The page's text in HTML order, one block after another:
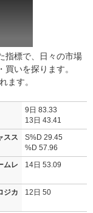
指標で、日々の市場
いを探ります。
ます。
9日 83.33
13日 43.41
スス
S%D 29.45
%D 57.96
ムレ
14日 53.09
ジカ
12日 50